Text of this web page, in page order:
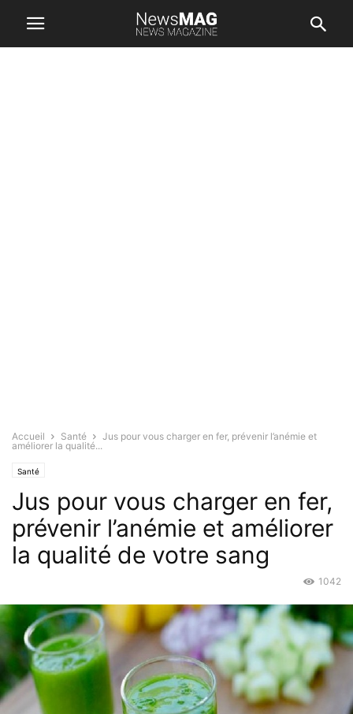
Accueil Santé
Jus pour vous charger en fer, prévenir l’anémie et
améliorer la qualité...
Santé
Jus pour vous charger en fer,
prévenir l’anémie et améliorer
la qualité de votre sang
1042